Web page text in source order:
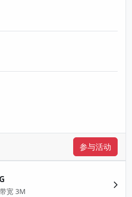
参与活动
宽 3M